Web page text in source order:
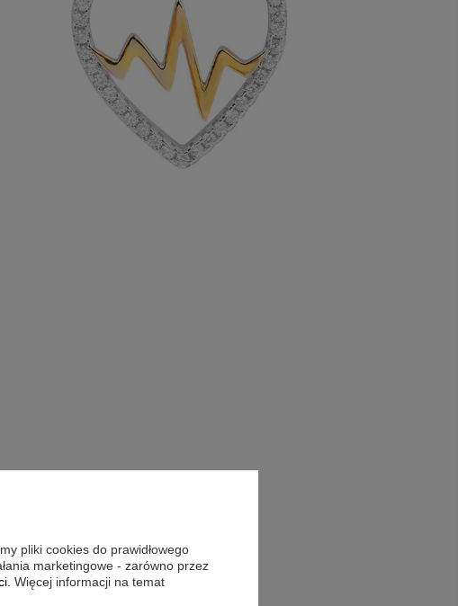
pliki cookies do prawidłowego
marketingowe - zarówno przez
. Więcej informacji na temat